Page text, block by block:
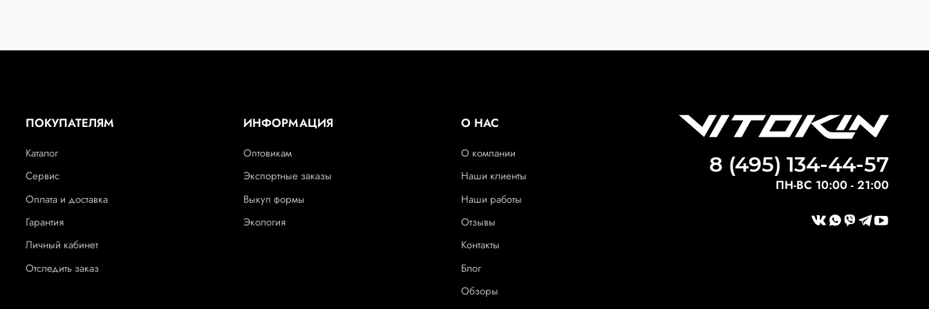
ПОКУПАТЕЛЯМ
Каталог
Сервис
Оплата и доставка
Гарантия
Личный кабинет
Отследить заказ
ИНФОРМАЦИЯ
Оптовикам
Экспортные заказы
Выкуп формы
Экология
О НАС
О компании
Наши клиенты
Наши работы
Отзывы
Контакты
Блог
Обзоры
8 (495) 134-44-57
ПН-ВС 10:00 - 21:00